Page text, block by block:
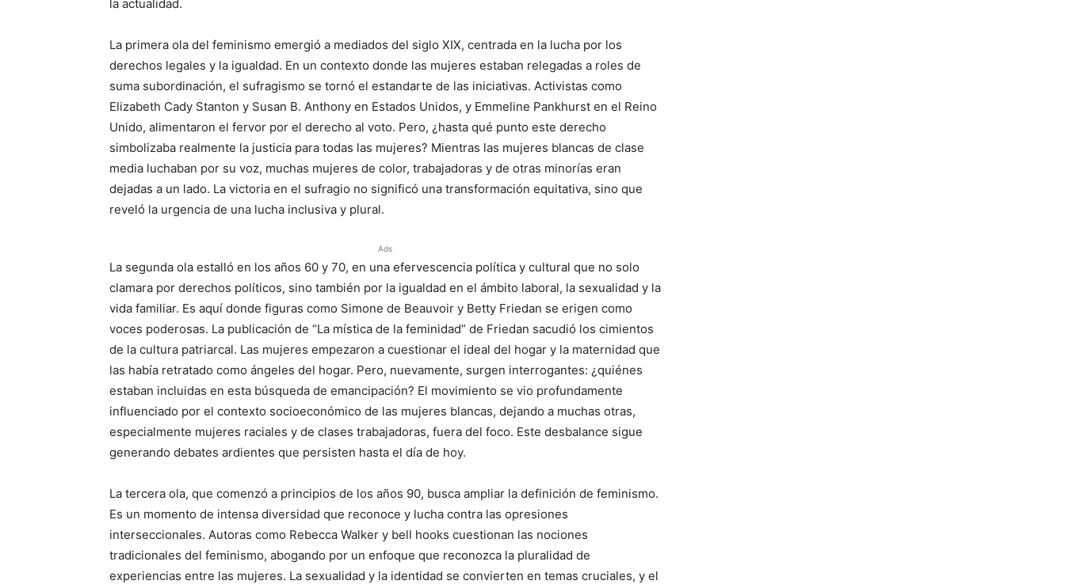
la actualidad.
La primera ola del feminismo emergió a mediados del siglo XIX, centrada en la lucha por los
derechos legales y la igualdad. En un contexto donde las mujeres estaban relegadas a roles de
suma subordinación, el sufragismo se tornó el estandarte de las iniciativas. Activistas como
Elizabeth Cady Stanton y Susan B. Anthony en Estados Unidos, y Emmeline Pankhurst en el Reino
Unido, alimentaron el fervor por el derecho al voto. Pero, ¿hasta qué punto este derecho
simbolizaba realmente la justicia para todas las mujeres? Mientras las mujeres blancas de clase
media luchaban por su voz, muchas mujeres de color, trabajadoras y de otras minorías eran
dejadas a un lado. La victoria en el sufragio no significó una transformación equitativa, sino que
reveló la urgencia de una lucha inclusiva y plural.
Ads
La segunda ola estalló en los años 60 y 70, en una efervescencia política y cultural que no solo
clamara por derechos políticos, sino también por la igualdad en el ámbito laboral, la sexualidad y la
vida familiar. Es aquí donde figuras como Simone de Beauvoir y Betty Friedan se erigen como
voces poderosas. La publicación de “La mística de la feminidad” de Friedan sacudió los cimientos
de la cultura patriarcal. Las mujeres empezaron a cuestionar el ideal del hogar y la maternidad que
las había retratado como ángeles del hogar. Pero, nuevamente, surgen interrogantes: ¿quiénes
estaban incluidas en esta búsqueda de emancipación? El movimiento se vio profundamente
influenciado por el contexto socioeconómico de las mujeres blancas, dejando a muchas otras,
especialmente mujeres raciales y de clases trabajadoras, fuera del foco. Este desbalance sigue
generando debates ardientes que persisten hasta el día de hoy.
La tercera ola, que comenzó a principios de los años 90, busca ampliar la definición de feminismo.
Es un momento de intensa diversidad que reconoce y lucha contra las opresiones
interseccionales. Autoras como Rebecca Walker y bell hooks cuestionan las nociones
tradicionales del feminismo, abogando por un enfoque que reconozca la pluralidad de
experiencias entre las mujeres. La sexualidad y la identidad se convierten en temas cruciales, y el